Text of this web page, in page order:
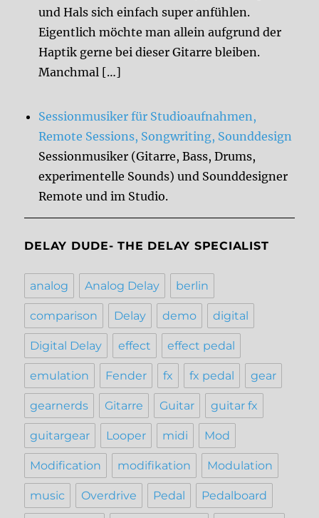
und Hals sich einfach super anfühlen.
Eigentlich möchte man allein aufgrund der
Haptik gerne bei dieser Gitarre bleiben.
Manchmal […]
Sessionmusiker für Studioaufnahmen,
Remote Sessions, Songwriting, Sounddesign
Sessionmusiker (Gitarre, Bass, Drums,
experimentelle Sounds) und Sounddesigner
Remote und im Studio.
DELAY DUDE- THE DELAY SPECIALIST
analog Analog Delay berlin
comparison Delay demo digital
Digital Delay effect effect pedal
emulation Fender fx fx pedal gear
gearnerds Gitarre Guitar guitar fx
guitargear Looper midi Mod
Modification modifikation Modulation
music Overdrive Pedal Pedalboard